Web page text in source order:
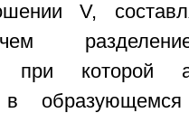
V,
при которой
в